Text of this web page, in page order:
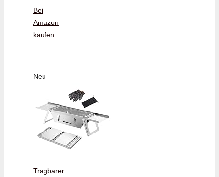
Bei
Amazon
kaufen
Neu
Tragbarer